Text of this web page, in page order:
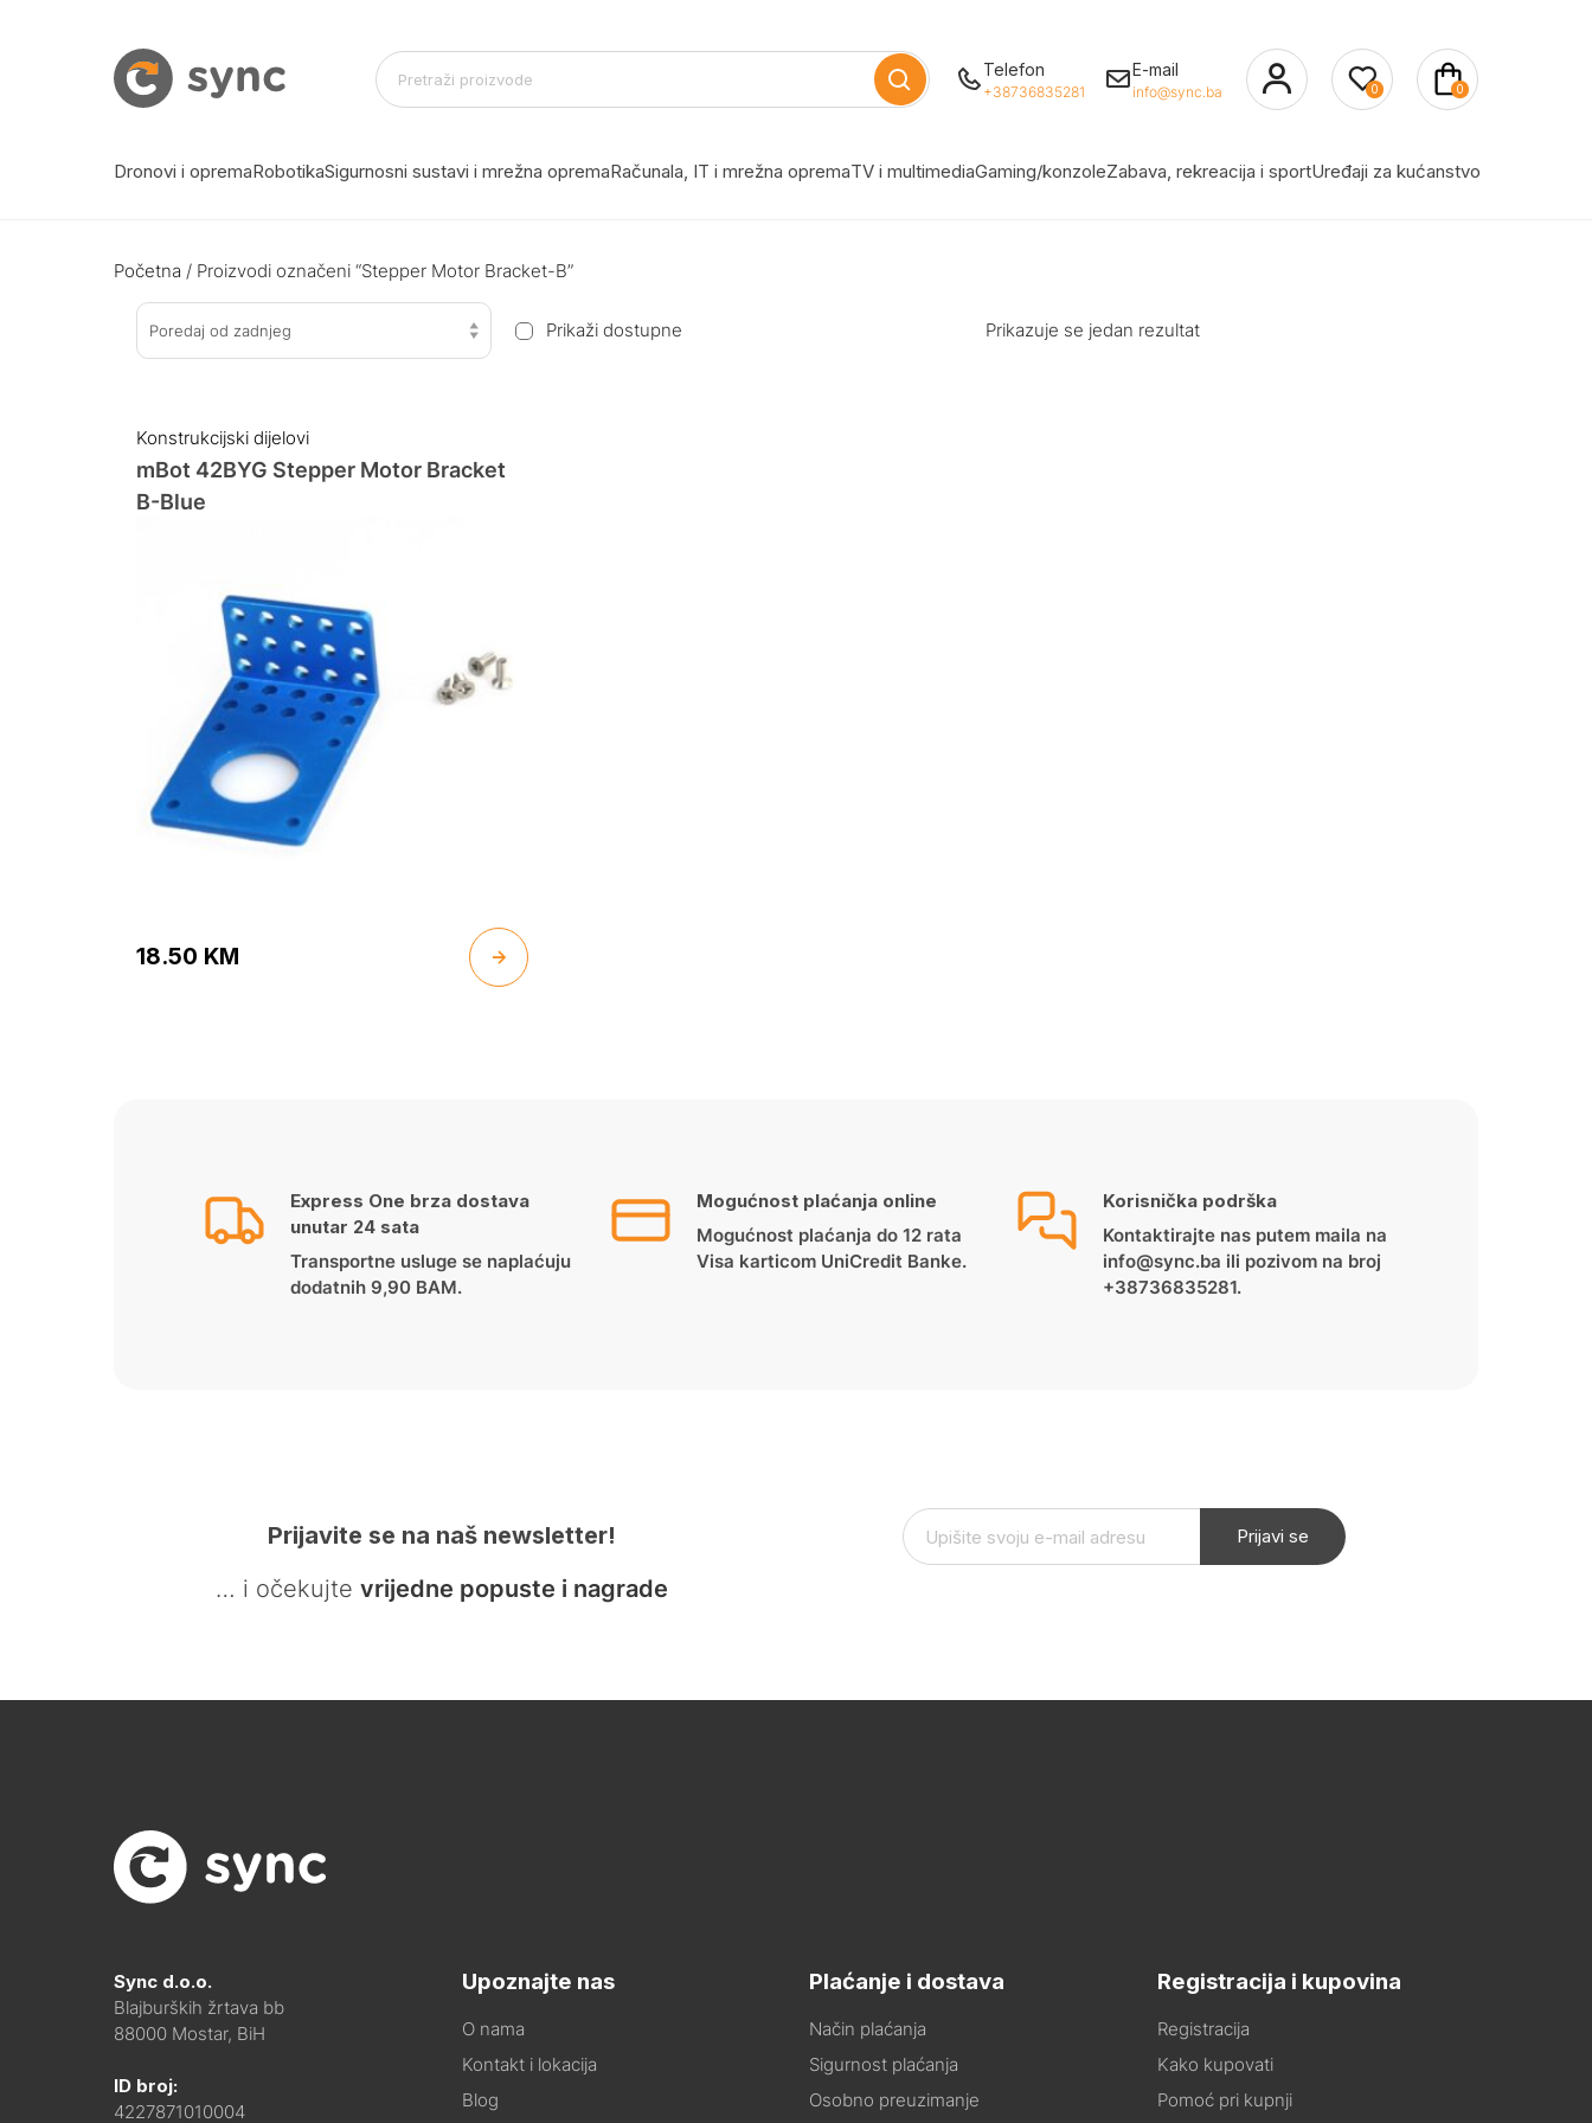
Telefon
+38736835281
E-mail
info@sync.ba 0 0
Dronovi i opremaRobotikaSigurnosni sustavi i mrežna opremaRačunala, IT i mrežna opremaTV i multimediaGaming/konzoleZabava, rekreacija i sportUređaji za kućanstvo
Početna / Proizvodi označeni “Stepper Motor Bracket-B”
Poredaj od zadnjeg Prikaži dostupne Prikazuje se jedan rezultat
Konstrukcijski dijelovi
mBot 42BYG Stepper Motor Bracket
B-Blue
18.50 KM
Express One brza dostava
unutar 24 sata
Transportne usluge se naplaćuju
dodatnih 9,90 BAM.
Mogućnost plaćanja online
Mogućnost plaćanja do 12 rata
Visa karticom UniCredit Banke.
Korisnička podrška
Kontaktirajte nas putem maila na
info@sync.ba ili pozivom na broj
+38736835281.
Prijavite se na naš newsletter!
… i očekujte vrijedne popuste i nagrade
Prijavi se
Sync d.o.o.
Blajburških žrtava bb
88000 Mostar, BiH
ID broj:
4227871010004
Upoznajte nas
O nama
Kontakt i lokacija
Blog
Plaćanje i dostava
Način plaćanja
Sigurnost plaćanja
Osobno preuzimanje
Registracija i kupovina
Registracija
Kako kupovati
Pomoć pri kupnji